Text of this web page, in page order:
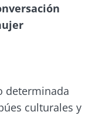
determinada
culturales y